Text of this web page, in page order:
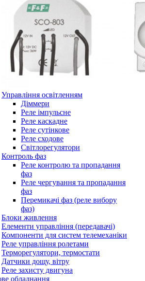
Управління освітленням
Діммери
Реле імпульсне
Реле каскадне
Реле сутінкове
Реле сходове
Світлорегулятори
Контроль фаз
Реле контролю та пропадання
фаз
Реле чергування та пропадання
фаз
Перемикачі фаз (реле вибору
фаз)
Блоки живлення
Елементи управління (передавачі)
Компоненти для систем телемеханіки
Реле управління ролетами
Терморегулятори, термостати
Датчики дощу, вітру
Реле захисту двигуна
обладнання